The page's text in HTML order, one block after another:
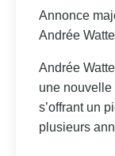
Annonce
Andrée
Andrée
une nouvelle
s’offrant un
plusieurs